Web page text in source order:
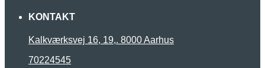
KONTAKT
Kalkværksvej 16, 19,. 8000 Aarhus
70224545